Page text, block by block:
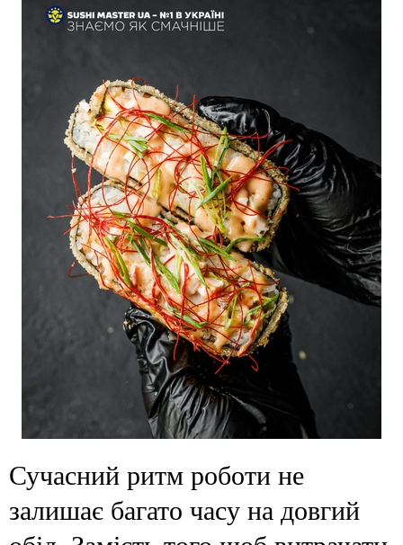
Сучасний ритм роботи не
залишає багато часу на довгий